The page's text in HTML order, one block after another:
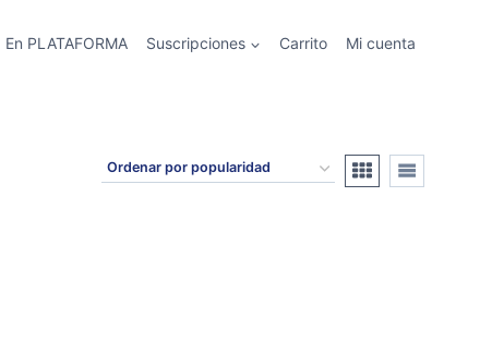
En PLATAFORMA Suscripciones Carrito Mi cuenta